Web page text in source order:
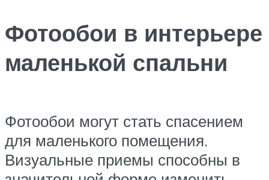
Фотообои в интерьере
маленькой спальни
Фотообои могут стать спасением
для маленького помещения.
Визуальные приемы способны в